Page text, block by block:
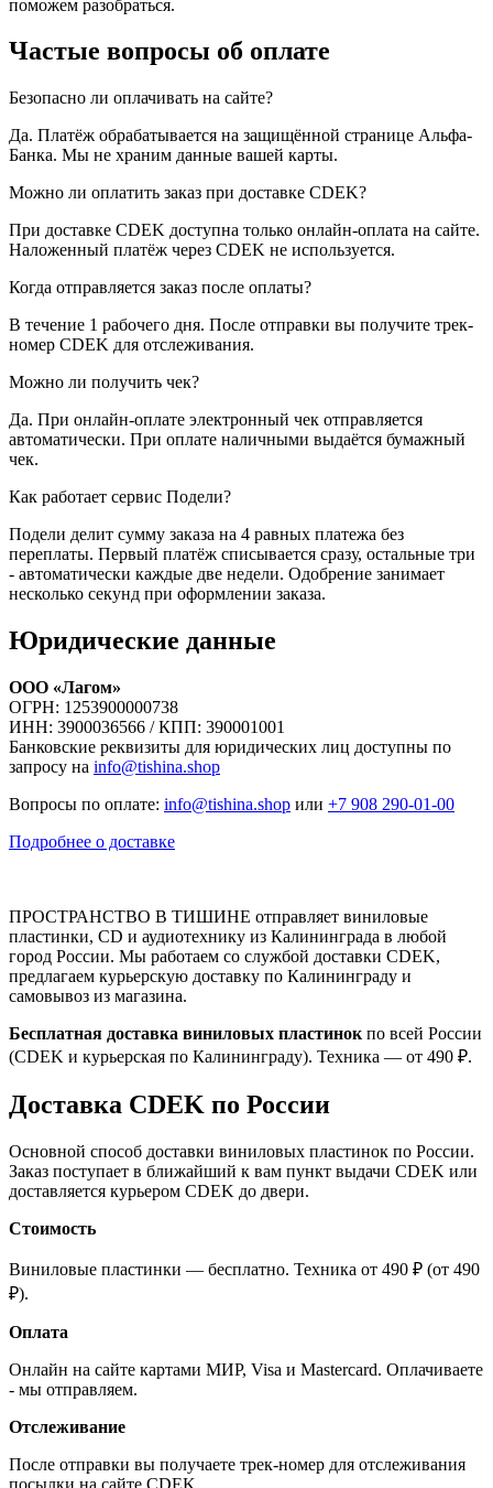
поможем разобраться.
Частые вопросы об оплате
Безопасно ли оплачивать на сайте?
Да. Платёж обрабатывается на защищённой странице Альфа-
Банка. Мы не храним данные вашей карты.
Можно ли оплатить заказ при доставке CDEK?
При доставке CDEK доступна только онлайн-оплата на сайте.
Наложенный платёж через CDEK не используется.
Когда отправляется заказ после оплаты?
В течение 1 рабочего дня. После отправки вы получите трек-
номер CDEK для отслеживания.
Можно ли получить чек?
Да. При онлайн-оплате электронный чек отправляется
автоматически. При оплате наличными выдаётся бумажный
чек.
Как работает сервис Подели?
Подели делит сумму заказа на 4 равных платежа без
переплаты. Первый платёж списывается сразу, остальные три
- автоматически каждые две недели. Одобрение занимает
несколько секунд при оформлении заказа.
Юридические данные
ООО «Лагом»
ОГРН: 1253900000738
ИНН: 3900036566 / КПП: 390001001
Банковские реквизиты для юридических лиц доступны по
запросу на info@tishina.shop
Вопросы по оплате: info@tishina.shop или +7 908 290-01-00
Подробнее о доставке
ПРОСТРАНСТВО В ТИШИНЕ отправляет виниловые
пластинки, CD и аудиотехнику из Калининграда в любой
город России. Мы работаем со службой доставки CDEK,
предлагаем курьерскую доставку по Калининграду и
самовывоз из магазина.
Бесплатная доставка виниловых пластинок по всей России
(CDEK и курьерская по Калининграду). Техника — от 490 ₽.
Доставка CDEK по России
Основной способ доставки виниловых пластинок по России.
Заказ поступает в ближайший к вам пункт выдачи CDEK или
доставляется курьером CDEK до двери.
Стоимость
Виниловые пластинки — бесплатно. Техника от 490 ₽ (от 490
₽).
Оплата
Онлайн на сайте картами МИР, Visa и Mastercard. Оплачиваете
- мы отправляем.
Отслеживание
После отправки вы получаете трек-номер для отслеживания
посылки на сайте CDEK.